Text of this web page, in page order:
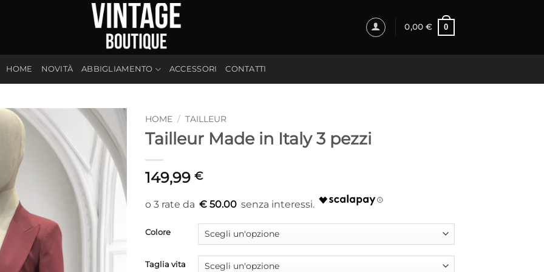
0,00 € 0
HOME NOVITÀ ABBIGLIAMENTO ACCESSORI CONTATTI
HOME / TAILLEUR
Tailleur Made in Italy 3 pezzi
149,99 €
€ 50.00
Colore
Taglia vita